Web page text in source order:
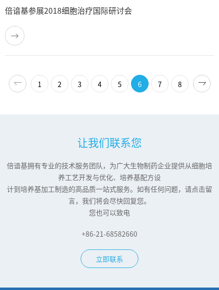
倍谙基参展2018细胞治疗国际研讨会
1 2 3 4 5 6 7 8
让我们联系您
倍谙基拥有专业的技术服务团队，为广大生物制药企业提供从细胞培
养工艺开发与优化、培养基配方设
计到培养基加工制造的高品质一站式服务。如有任何问题，请点击留
言，我们将会尽快回复您。
您也可以致电
+86-21-68582660
立即联系